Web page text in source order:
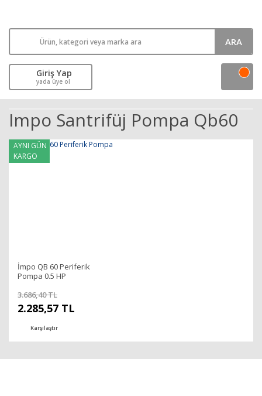
ARA
Giriş Yap
yada üye ol
Impo Santrifüj Pompa Qb60
AYNI GÜN
KARGO
İmpo QB 60 Periferik
Pompa 0.5 HP
3.686,40 TL
2.285,57 TL
Karşılaştır